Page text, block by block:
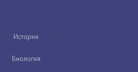
История
Биология